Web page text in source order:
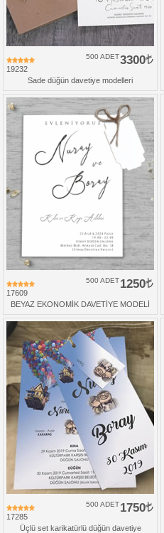
19232
3300
500 ADET
Sade düğün davetiye modelleri
17609
1250
500 ADET
BEYAZ EKONOMİK DAVETİYE MODELİ
17285
1750
500 ADET
Üçlü set karikatürlü düğün davetiye